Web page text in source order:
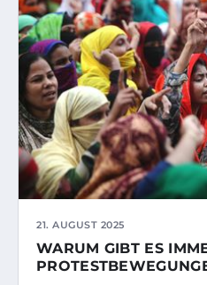
21. AUGUST 2025
WARUM GIBT ES